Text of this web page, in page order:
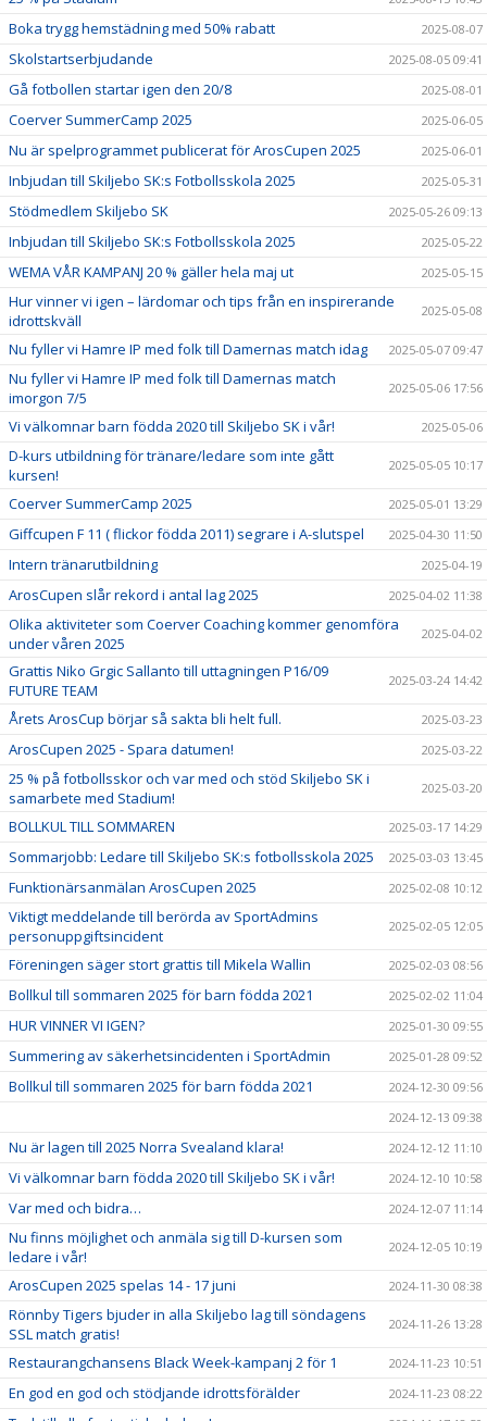
Boka trygg hemstädning med 50% rabatt 2025-08-07
Skolstartserbjudande 2025-08-05 09:41
Gå fotbollen startar igen den 20/8 2025-08-01
Coerver SummerCamp 2025 2025-06-05
Nu är spelprogrammet publicerat för ArosCupen 2025 2025-06-01
Inbjudan till Skiljebo SK:s Fotbollsskola 2025 2025-05-31
Stödmedlem Skiljebo SK 2025-05-26 09:13
Inbjudan till Skiljebo SK:s Fotbollsskola 2025 2025-05-22
WEMA VÅR KAMPANJ 20 % gäller hela maj ut 2025-05-15
Hur vinner vi igen – lärdomar och tips från en inspirerande
idrottskväll
2025-05-08
Nu fyller vi Hamre IP med folk till Damernas match idag 2025-05-07 09:47
Nu fyller vi Hamre IP med folk till Damernas match
imorgon 7/5
2025-05-06 17:56
Vi välkomnar barn födda 2020 till Skiljebo SK i vår! 2025-05-06
D-kurs utbildning för tränare/ledare som inte gått
kursen!
2025-05-05 10:17
Coerver SummerCamp 2025 2025-05-01 13:29
Giffcupen F 11 ( flickor födda 2011) segrare i A-slutspel 2025-04-30 11:50
Intern tränarutbildning 2025-04-19
ArosCupen slår rekord i antal lag 2025 2025-04-02 11:38
Olika aktiviteter som Coerver Coaching kommer genomföra
under våren 2025
2025-04-02
Grattis Niko Grgic Sallanto till uttagningen P16/09
FUTURE TEAM
2025-03-24 14:42
Årets ArosCup börjar så sakta bli helt full. 2025-03-23
ArosCupen 2025 - Spara datumen! 2025-03-22
25 % på fotbollsskor och var med och stöd Skiljebo SK i
samarbete med Stadium!
2025-03-20
BOLLKUL TILL SOMMAREN 2025-03-17 14:29
Sommarjobb: Ledare till Skiljebo SK:s fotbollsskola 2025 2025-03-03 13:45
Funktionärsanmälan ArosCupen 2025 2025-02-08 10:12
Viktigt meddelande till berörda av SportAdmins
personuppgiftsincident
2025-02-05 12:05
Föreningen säger stort grattis till Mikela Wallin 2025-02-03 08:56
Bollkul till sommaren 2025 för barn födda 2021 2025-02-02 11:04
HUR VINNER VI IGEN? 2025-01-30 09:55
Summering av säkerhetsincidenten i SportAdmin 2025-01-28 09:52
Bollkul till sommaren 2025 för barn födda 2021
2024-12-30 09:56
2024-12-13 09:38
Nu är lagen till 2025 Norra Svealand klara! 2024-12-12 11:10
Vi välkomnar barn födda 2020 till Skiljebo SK i vår! 2024-12-10 10:58
Var med och bidra… 2024-12-07 11:14
Nu finns möjlighet och anmäla sig till D-kursen som
ledare i vår!
2024-12-05 10:19
ArosCupen 2025 spelas 14 - 17 juni 2024-11-30 08:38
Rönnby Tigers bjuder in alla Skiljebo lag till söndagens
SSL match gratis!
2024-11-26 13:28
Restaurangchansens Black Week-kampanj 2 för 1 2024-11-23 10:51
En god en god och stödjande idrottsförälder 2024-11-23 08:22